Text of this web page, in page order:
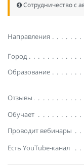
Сотрудничество с
Направления
Город
Образование
Отзывы
Обучает
Проводит вебинары
Есть YouTube-канал